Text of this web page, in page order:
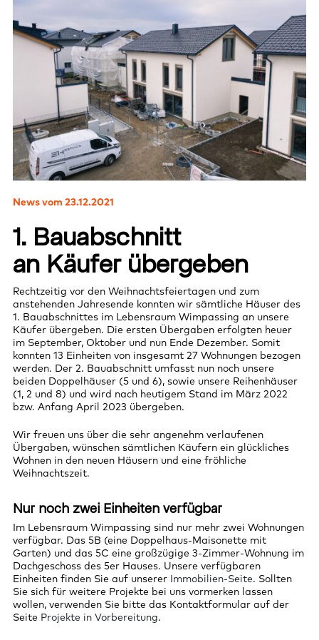
News vom 23.12.2021
1. Bauabschnitt
an Käufer übergeben
Rechtzeitig vor den Weihnachtsfeiertagen und zum
anstehenden Jahresende konnten wir sämtliche Häuser des
1. Bauabschnittes im Lebensraum Wimpassing an unsere
Käufer übergeben. Die ersten Übergaben erfolgten heuer
im September, Oktober und nun Ende Dezember. Somit
konnten 13 Einheiten von insgesamt 27 Wohnungen bezogen
werden. Der 2. Bauabschnitt umfasst nun noch unsere
beiden Doppelhäuser (5 und 6), sowie unsere Reihenhäuser
(1, 2 und 8) und wird nach heutigem Stand im März 2022
bzw. Anfang April 2023 übergeben.
Wir freuen uns über die sehr angenehm verlaufenen
Übergaben, wünschen sämtlichen Käufern ein glückliches
Wohnen in den neuen Häusern und eine fröhliche
Weihnachtszeit.
Nur noch zwei Einheiten verfügbar
Im Lebensraum Wimpassing sind nur mehr zwei Wohnungen
verfügbar. Das 5B (eine Doppelhaus-Maisonette mit
Garten) und das 5C eine großzügige 3-Zimmer-Wohnung im
Dachgeschoss des 5er Hauses. Unsere verfügbaren
Einheiten finden Sie auf unserer Immobilien-Seite. Sollten
Sie sich für weitere Projekte bei uns vormerken lassen
wollen, verwenden Sie bitte das Kontaktformular auf der
Seite Projekte in Vorbereitung.